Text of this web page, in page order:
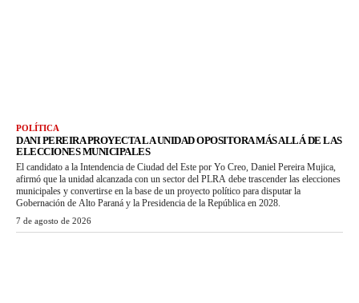
POLÍTICA
DANI PEREIRA PROYECTA LA UNIDAD OPOSITORA MÁS ALLÁ DE LAS
ELECCIONES MUNICIPALES
El candidato a la Intendencia de Ciudad del Este por Yo Creo, Daniel Pereira Mujica,
afirmó que la unidad alcanzada con un sector del PLRA debe trascender las elecciones
municipales y convertirse en la base de un proyecto político para disputar la
Gobernación de Alto Paraná y la Presidencia de la República en 2028.
7 de agosto de 2026